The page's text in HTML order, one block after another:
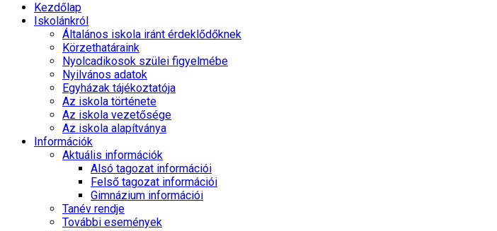
Kezdőlap
Iskolánkról
Általános iskola iránt érdeklődőknek
Körzethatáraink
Nyolcadikosok szülei figyelmébe
Nyilvános adatok
Egyházak tájékoztatója
Az iskola története
Az iskola vezetősége
Az iskola alapítványa
Információk
Aktuális információk
Alsó tagozat információi
Felső tagozat információi
Gimnázium információi
Tanév rendje
További események